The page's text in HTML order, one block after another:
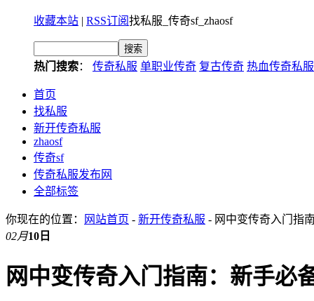
收藏本站 | RSS订阅找私服_传奇sf_zhaosf
热门搜索： 传奇私服 单职业传奇 复古传奇 热血传奇私服
首页
找私服
新开传奇私服
zhaosf
传奇sf
传奇私服发布网
全部标签
你现在的位置： 网站首页 - 新开传奇私服 - 网中变传奇入门指
02月10日
网中变传奇入门指南：新手必